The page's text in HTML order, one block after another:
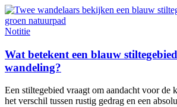
Notitie
Wat betekent een blauw
wandeling?
Een stiltegebied vraagt om aandacht voor de
het verschil tussen rustig gedrag en een